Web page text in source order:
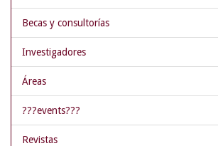
Becas y consultorías
Investigadores
Áreas
???events???
Revistas